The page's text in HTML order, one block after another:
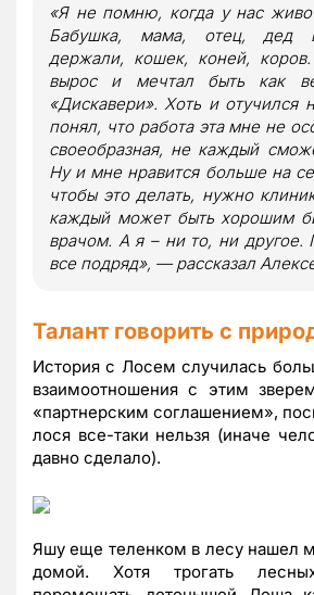
«Я не помню, когда у нас
Бабушка, мама, отец, дед
держали, кошек, коней,
вырос и мечтал быть как
«Дискавери». Хоть и отучился
понял, что работа эта мне не
своеобразная, не каждый
Ну и мне нравится больше на
чтобы это делать, нужно
каждый может быть хорошим
врачом. А я – ни то, ни другое.
все подряд», — рассказал
Талант говорить с
История с Лосем случилась
взаимоотношения с этим
«партнерским соглашением»,
лося все-таки нельзя (иначе
давно сделало).
Яшу еще теленком в лесу нашел
домой. Хотя трогать